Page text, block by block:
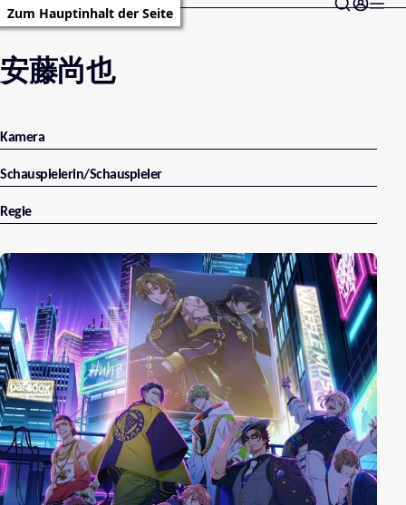
Zum Hauptinhalt der Seite
安藤尚也
Kamera
Schauspielerin/Schauspieler
Regie